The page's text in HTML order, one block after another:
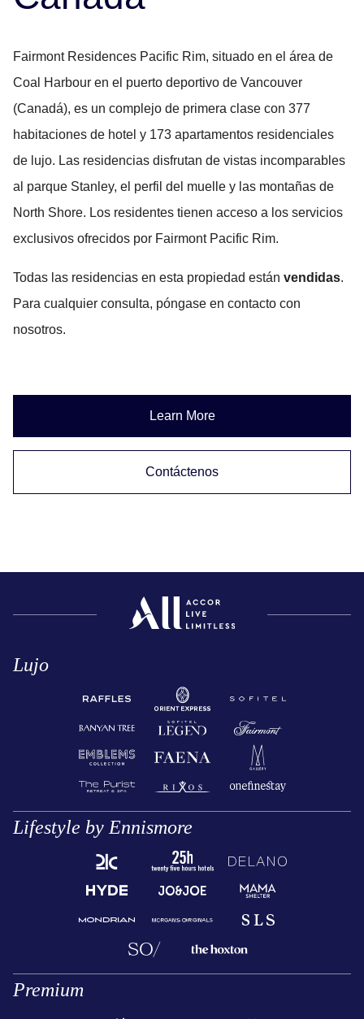
Fairmont Residences Pacific Rim, situado en el área de
Coal Harbour en el puerto deportivo de Vancouver
(Canadá), es un complejo de primera clase con 377
habitaciones de hotel y 173 apartamentos residenciales
de lujo. Las residencias disfrutan de vistas incomparables
al parque Stanley, el perfil del muelle y las montañas de
North Shore. Los residentes tienen acceso a los servicios
exclusivos ofrecidos por Fairmont Pacific Rim.
Todas las residencias en esta propiedad están vendidas.
Para cualquier consulta, póngase en contacto con
nosotros.
Learn More
Contáctenos
Lujo
Lifestyle by Ennismore
Premium